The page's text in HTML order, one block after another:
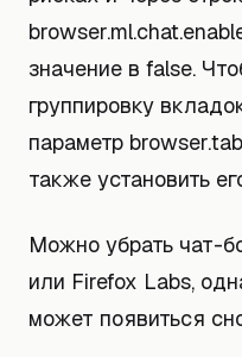
значение в false.
группировку
параметр
также установить
Можно убрать чат-
или Firefox Labs,
может появиться